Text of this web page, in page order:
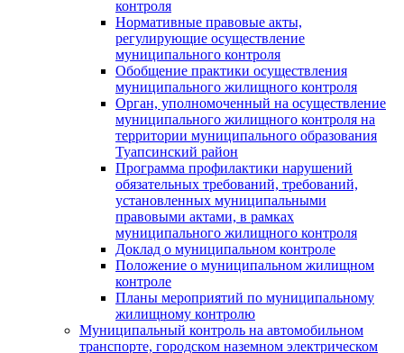
контроля
Нормативные правовые акты,
регулирующие осуществление
муниципального контроля
Обобщение практики осуществления
муниципального жилищного контроля
Орган, уполномоченный на осуществление
муниципального жилищного контроля на
территории муниципального образования
Туапсинский район
Программа профилактики нарушений
обязательных требований, требований,
установленных муниципальными
правовыми актами, в рамках
муниципального жилищного контроля
Доклад о муниципальном контроле
Положение о муниципальном жилищном
контроле
Планы мероприятий по муниципальному
жилищному контролю
Муниципальный контроль на автомобильном
транспорте, городском наземном электрическом